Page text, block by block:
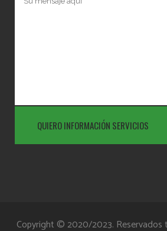
Copyright © 2020/2023. Reservados